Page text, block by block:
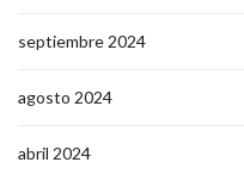
septiembre 2024
agosto 2024
abril 2024